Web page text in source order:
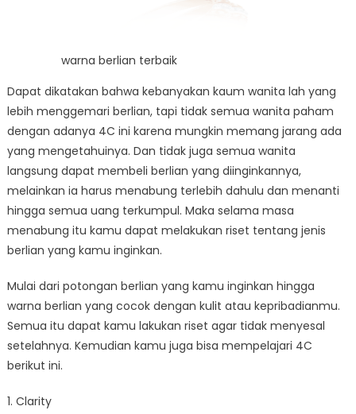
warna berlian terbaik
Dapat dikatakan bahwa kebanyakan kaum wanita lah yang
lebih menggemari berlian, tapi tidak semua wanita paham
dengan adanya 4C ini karena mungkin memang jarang ada
yang mengetahuinya. Dan tidak juga semua wanita
langsung dapat membeli berlian yang diinginkannya,
melainkan ia harus menabung terlebih dahulu dan menanti
hingga semua uang terkumpul. Maka selama masa
menabung itu kamu dapat melakukan riset tentang jenis
berlian yang kamu inginkan.
Mulai dari potongan berlian yang kamu inginkan hingga
warna berlian yang cocok dengan kulit atau kepribadianmu.
Semua itu dapat kamu lakukan riset agar tidak menyesal
setelahnya. Kemudian kamu juga bisa mempelajari 4C
berikut ini.
1. Clarity